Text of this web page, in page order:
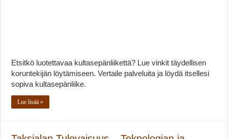
Etsitkö luotettavaa kultasepänliikettä? Lue vinkit täydellisen
koruntekijän löytämiseen. Vertaile palveluita ja löydä itsellesi
sopiva kultasepänliike.
Lue lisää »